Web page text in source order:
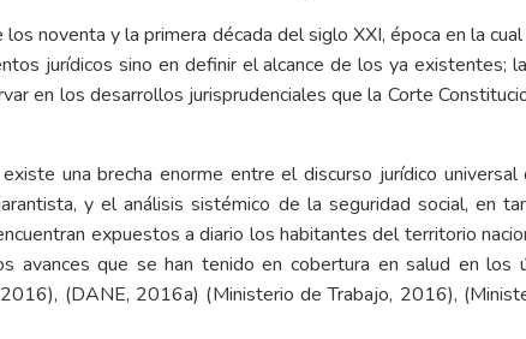
noventa y la primera década del siglo XXI, época en la
jurídicos sino en definir el alcance de los ya existentes;
en los desarrollos jurisprudenciales que la Corte
una brecha enorme entre el discurso jurídico
y el análisis sistémico de la seguridad social, en
expuestos a diario los habitantes del territorio
avances que se han tenido en cobertura en salud en
(DANE, 2016a) (Ministerio de Trabajo, 2016),